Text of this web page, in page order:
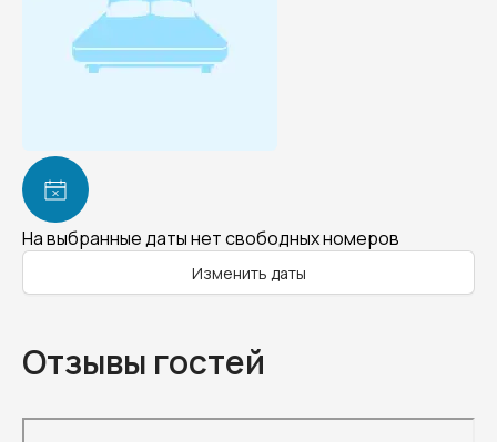
На выбранные даты нет свободных номеров
Изменить даты
Отзывы гостей